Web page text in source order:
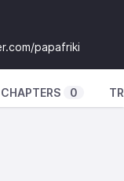
papafriki
CHAPTERS 0